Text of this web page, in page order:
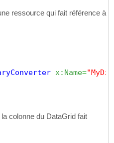
(object value,
ressource qui fait référence à
x:Name=
colonne du DataGrid fait